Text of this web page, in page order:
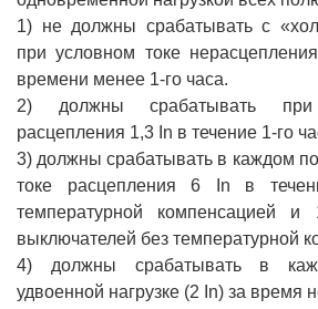
1) не должны срабатывать с
при условном токе
времени менее 1-го часа.
2) должны срабатывать
расцепления 1,3 In в течение 1-го
3) должны срабатывать в каждом
токе расцепления 6 In в
температурной компенсацией и
выключателей без температурной
4) должны срабатывать в
удвоенной нагрузке (2 In) за время